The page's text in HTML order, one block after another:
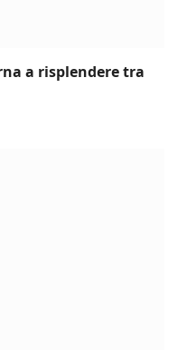
a risplendere tra